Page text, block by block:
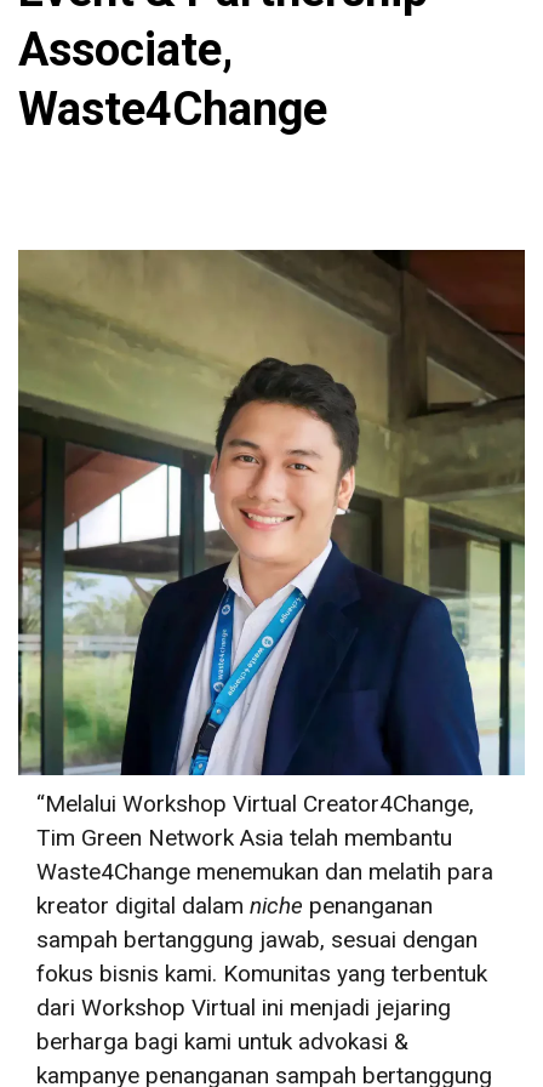
Associate,
Waste4Change
“Melalui Workshop Virtual Creator4Change,
Tim Green Network Asia telah membantu
Waste4Change menemukan dan melatih para
kreator digital dalam niche penanganan
sampah bertanggung jawab, sesuai dengan
fokus bisnis kami. Komunitas yang terbentuk
dari Workshop Virtual ini menjadi jejaring
berharga bagi kami untuk advokasi &
kampanye penanganan sampah bertanggung